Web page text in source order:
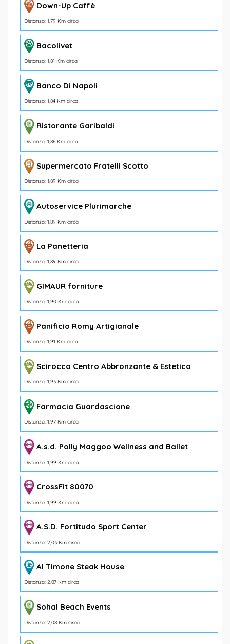
Down-Up Caffè
Distanza: 1,79 Km circa
Bacolivet
Distanza: 1,81 Km circa
Banco Di Napoli
Distanza: 1,84 Km circa
Ristorante Garibaldi
Distanza: 1,86 Km circa
Supermercato Fratelli Scotto
Distanza: 1,89 Km circa
Autoservice Plurimarche
Distanza: 1,89 Km circa
La Panetteria
Distanza: 1,89 Km circa
GIMAUR forniture
Distanza: 1,90 Km circa
Panificio Romy Artigianale
Distanza: 1,91 Km circa
Scirocco Centro Abbronzante & Estetico
Distanza: 1,93 Km circa
Farmacia Guardascione
Distanza: 1,97 Km circa
A.s.d. Polly Maggoo Wellness and Ballet
Distanza: 1,99 Km circa
CrossFit 80070
Distanza: 1,99 Km circa
A.S.D. Fortitudo Sport Center
Distanza: 2,03 Km circa
Al Timone Steak House
Distanza: 2,07 Km circa
Sohal Beach Events
Distanza: 2,08 Km circa